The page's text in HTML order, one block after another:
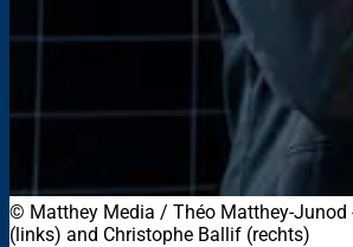
© Matthey Media / Théo Matthey-Junod
(links) and Christophe Ballif (rechts)